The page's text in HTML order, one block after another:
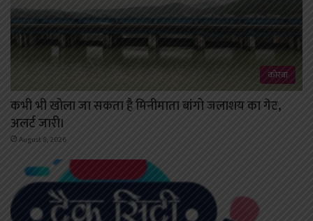
कोरबा
कभी भी खोला जा सकता है मिनीमाता बांगो जलाशय का गेट,
अलर्ट जारी।
August 8, 2026